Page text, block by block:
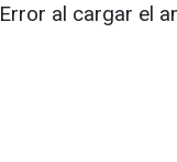
Error al cargar el